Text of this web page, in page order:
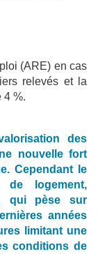
(ARE) en cas
relevés et la
4 %.
des
nouvelle fort
Cependant le
logement,
qui pèse sur
années
limitant une
conditions de